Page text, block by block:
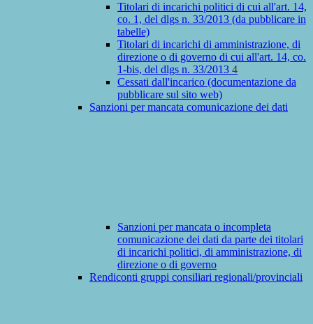
Titolari di incarichi politici di cui all'art. 14,
co. 1, del dlgs n. 33/2013 (da pubblicare in
tabelle)
Titolari di incarichi di amministrazione, di
direzione o di governo di cui all'art. 14, co.
1-bis, del dlgs n. 33/2013 4
Cessati dall'incarico (documentazione da
pubblicare sul sito web)
Sanzioni per mancata comunicazione dei dati
Sanzioni per mancata o incompleta
comunicazione dei dati da parte dei titolari
di incarichi politici, di amministrazione, di
direzione o di governo
Rendiconti gruppi consiliari regionali/provinciali